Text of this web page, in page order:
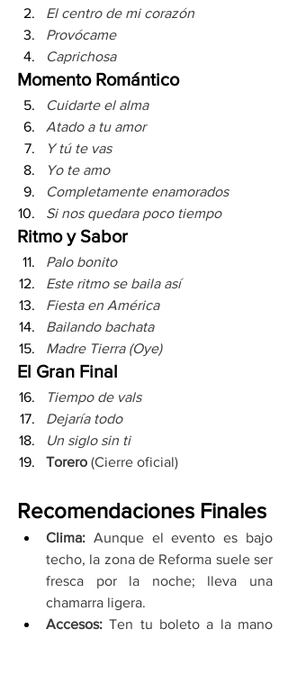
El centro de mi corazón
Provócame
Caprichosa
Momento Romántico
Cuidarte el alma
Atado a tu amor
Y tú te vas
Yo te amo
Completamente enamorados
Si nos quedara poco tiempo
Ritmo y Sabor
Palo bonito
Este ritmo se baila así
Fiesta en América
Bailando bachata
Madre Tierra (Oye)
El Gran Final
Tiempo de vals
Dejaría todo
Un siglo sin ti
Torero (Cierre oficial)
Recomendaciones Finales
Clima: Aunque el evento es bajo
techo, la zona de Reforma suele ser
fresca por la noche; lleva una
chamarra ligera.
Accesos: Ten tu boleto a la mano